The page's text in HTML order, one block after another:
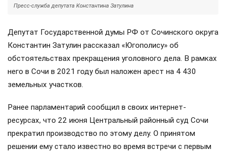
Пресс-служба депутата Константина Затулина
Депутат Государственной думы РФ от Сочинского округа
Константин Затулин рассказал «Югополису» об
обстоятельствах прекращения уголовного дела. В рамках
него в Сочи в 2021 году был наложен арест на 4 430
земельных участков.
Ранее парламентарий сообщил в своих интернет-
ресурсах, что 22 июня Центральный районный суд Сочи
прекратил производство по этому делу. О принятом
решении ему стало известно во время встречи с первым